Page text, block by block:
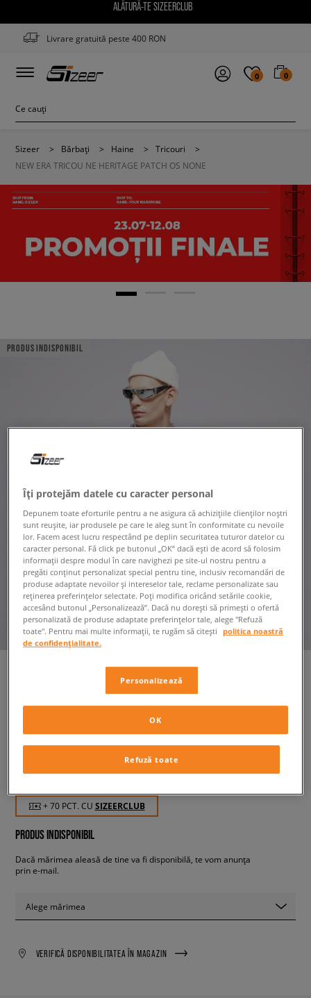
ALĂTURĂ-TE SIZEERCLUB
Livrare gratuită peste 400 RON
0 0
Sizeer > Bărbați > Haine > Tricouri
>
NEW ERA TRICOU NE HERITAGE PATCH OS NONE
PRODUS INDISPONIBIL
NEW ERA TRICOU NE
bărbați, tricouri
69,99 RON cu TVA
+ 70 PCT. CU SIZEERCLUB
PRODUS INDISPONIBIL
Dacă mărimea aleasă de tine va fi disponibilă, te vom anunța
prin e-mail.
Alege mărimea
VERIFICĂ DISPONIBILITATEA ÎN MAGAZIN
Îți protejăm datele cu caracter personal
Depunem toate eforturile pentru a ne asigura că achizițiile clienților noștri
sunt reușite, iar produsele pe care le aleg sunt în conformitate cu nevoile
lor. Facem acest lucru respectând pe deplin securitatea tuturor datelor cu
caracter personal. Fă click pe butonul „OK” dacă ești de acord să folosim
informații despre modul în care navighezi pe site-ul nostru pentru a
pregăti conținut personalizat special pentru tine, inclusiv recomandări de
produse adaptate nevoilor și intereselor tale, reclame personalizate sau
reținerea preferințelor selectate. Poți modifica oricând setările cookie,
accesând butonul „Personalizează”. Dacă nu dorești să primești o ofertă
personalizată de produse adaptate preferințelor tale, alege "Refuză
toate". Pentru mai multe informații, te rugăm să citești
politica noastră
de confidențialitate.
Personalizează
Refuză toate
OK